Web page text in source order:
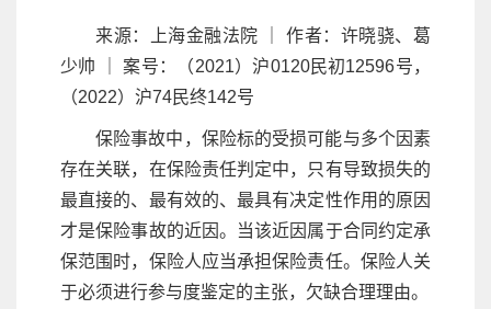
来源：上海金融法院 ｜ 作者：许晓骁、葛
少帅 ｜ 案号：（2021）沪0120民初12596号，
（2022）沪74民终142号
保险事故中，保险标的受损可能与多个因素
存在关联，在保险责任判定中，只有导致损失的
最直接的、最有效的、最具有决定性作用的原因
才是保险事故的近因。当该近因属于合同约定承
保范围时，保险人应当承担保险责任。保险人关
于必须进行参与度鉴定的主张，欠缺合理理由。